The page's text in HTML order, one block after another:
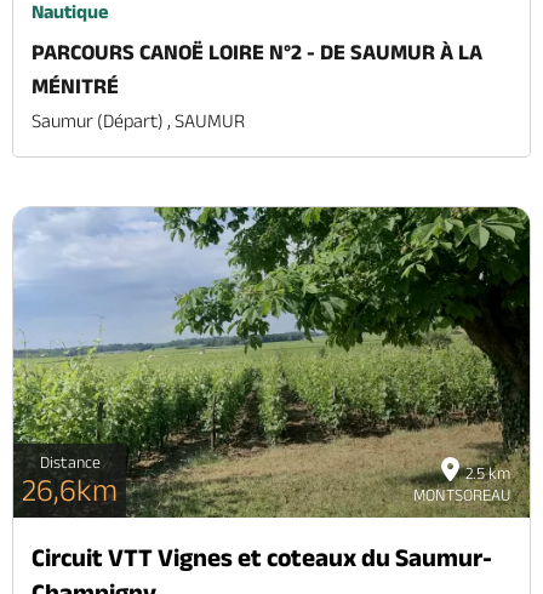
Nautique
PARCOURS CANOË LOIRE N°2 - DE SAUMUR À LA
MÉNITRÉ
Saumur (départ) , SAUMUR
2.5 km
MONTSOREAU
Distance
26,6km
Circuit VTT Vignes et coteaux du Saumur-